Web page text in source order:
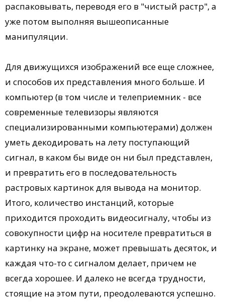
распаковывать, переводя его в "чистый растр", а
уже потом выполняя вышеописанные
манипуляции.
Для движущихся изображений все еще сложнее,
и способов их представления много больше. И
компьютер (в том числе и телеприемник - все
современные телевизоры являются
специализированными компьютерами) должен
уметь декодировать на лету поступающий
сигнал, в каком бы виде он ни был представлен,
и превратить его в последовательность
растровых картинок для вывода на монитор.
Итого, количество инстанций, которые
приходится проходить видеосигналу, чтобы из
совокупности цифр на носителе превратиться в
картинку на экране, может превышать десяток, и
каждая что-то с сигналом делает, причем не
всегда хорошее. И далеко не всегда трудности,
стоящие на этом пути, преодолеваются успешно.